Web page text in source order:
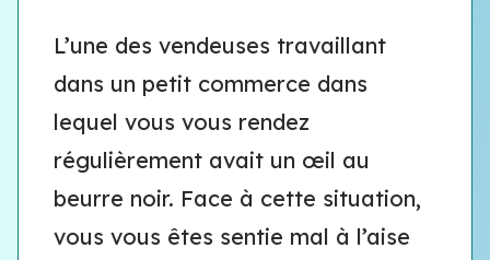
L’une des vendeuses travaillant
dans un petit commerce dans
lequel vous vous rendez
régulièrement avait un œil au
beurre noir. Face à cette situation,
vous vous êtes sentie mal à l’aise